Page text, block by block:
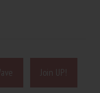
Join UP!